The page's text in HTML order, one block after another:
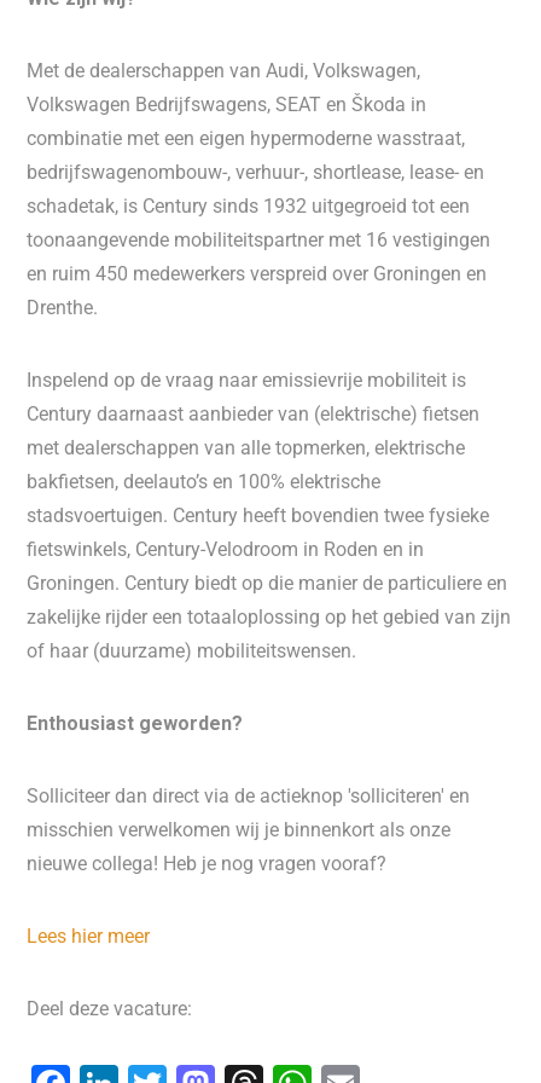
Met de dealerschappen van Audi, Volkswagen,
Volkswagen Bedrijfswagens, SEAT en Škoda in
combinatie met een eigen hypermoderne wasstraat,
bedrijfswagenombouw-, verhuur-, shortlease, lease- en
schadetak, is Century sinds 1932 uitgegroeid tot een
toonaangevende mobiliteitspartner met 16 vestigingen
en ruim 450 medewerkers verspreid over Groningen en
Drenthe.
Inspelend op de vraag naar emissievrije mobiliteit is
Century daarnaast aanbieder van (elektrische) fietsen
met dealerschappen van alle topmerken, elektrische
bakfietsen, deelauto’s en 100% elektrische
stadsvoertuigen. Century heeft bovendien twee fysieke
fietswinkels, Century-Velodroom in Roden en in
Groningen. Century biedt op die manier de particuliere en
zakelijke rijder een totaaloplossing op het gebied van zijn
of haar (duurzame) mobiliteitswensen.
Enthousiast geworden?
Solliciteer dan direct via de actieknop 'solliciteren' en
misschien verwelkomen wij je binnenkort als onze
nieuwe collega! Heb je nog vragen vooraf?
Lees hier meer
Deel deze vacature: